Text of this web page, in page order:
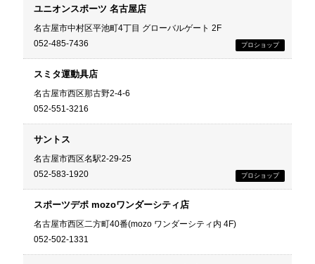
ユニオンスポーツ 名古屋店
名古屋市中村区平池町4丁目 グローバルゲート 2F
052-485-7436
スミタ運動具店
名古屋市西区那古野2-4-6
052-551-3216
サントス
名古屋市西区名駅2-29-25
052-583-1920
スポーツデポ mozoワンダーシティ店
名古屋市西区二方町40番(mozo ワンダーシティ内 4F)
052-502-1331